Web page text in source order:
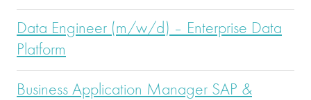
Data Engineer (m/w/d) – Enterprise Data
Platform
Business Application Manager SAP &